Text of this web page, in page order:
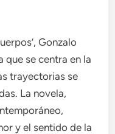
Gonzalo
que se centra en la
trayectorias se
La novela,
y el sentido de la